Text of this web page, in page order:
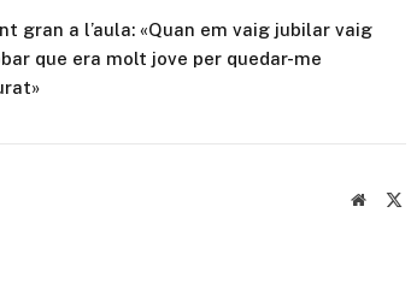
gran a l’aula: «Quan em vaig jubilar vaig
que era molt jove per quedar-me
Website